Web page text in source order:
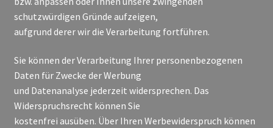
schutzwürdigen Gründe aufzeigen,
aufgrund derer wir die Verarbeitung fortführen.
Sie können der Verarbeitung Ihrer personenbezogenen
Daten für Zwecke der Werbung
und Datenanalyse jederzeit widersprechen. Das
Widerspruchsrecht können Sie
kostenfrei ausüben. Über Ihren Werbewiderspruch können